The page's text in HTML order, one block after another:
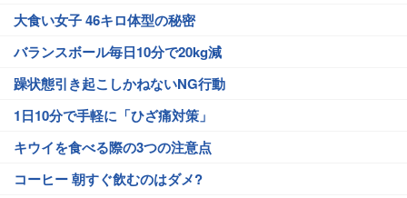
大食い女子 46キロ体型の秘密
バランスボール毎日10分で20kg減
躁状態引き起こしかねないNG行動
1日10分で手軽に「ひざ痛対策」
キウイを食べる際の3つの注意点
コーヒー 朝すぐ飲むのはダメ?